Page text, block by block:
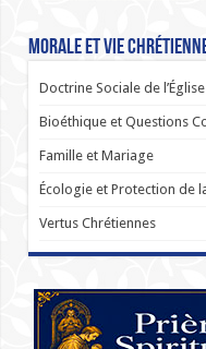
Morale et Vie
Doctrine Sociale de l’Église
Bioéthique et Questions
Famille et Mariage
Écologie et Protection de
Vertus Chrétiennes